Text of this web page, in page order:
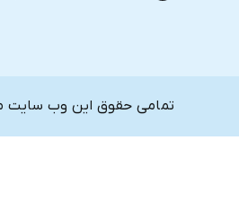
تمامی حقوق این وب سایت